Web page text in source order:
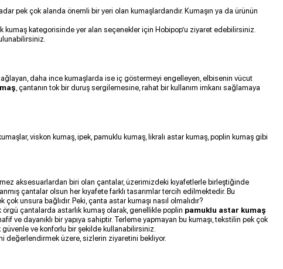
pek çok alanda önemli bir yeri olan kumaşlardandır. Kumaşın ya da ürünün
kumaş kategorisinde yer alan seçenekler için Hobipop’u ziyaret edebilirsiniz.
daha ince kumaşlarda ise iç göstermeyi engelleyen, elbisenin vücut
, çantanın tok bir duruş sergilemesine, rahat bir kullanım imkanı sağlamaya
viskon kumaş, ipek, pamuklu kumaş, likralı astar kumaş, poplin kumaş gibi
aksesuarlardan biri olan çantalar, üzerimizdeki kıyafetlerle birleştiğinde
çantalar olsun her kıyafete farklı tasarımlar tercih edilmektedir. Bu
unsura bağlıdır. Peki, çanta astar kumaşı nasıl olmalıdır?
çantalarda astarlık kumaş olarak, genellikle poplin pamuklu astar kumaş
ve dayanıklı bir yapıya sahiptir. Terleme yapmayan bu kumaşı, tekstilin pek çok
ve konforlu bir şekilde kullanabilirsiniz.
değerlendirmek üzere, sizlerin ziyaretini bekliyor.